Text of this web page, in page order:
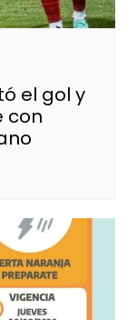
el gol y
con